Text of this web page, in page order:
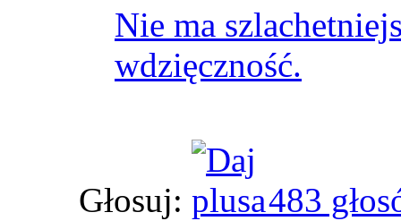
Nie ma
wdzięczność.
Głosuj: 483